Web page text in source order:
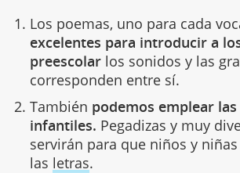
Los poemas, uno para cada
excelentes para introducir a
preescolarlos sonidos y las
corresponden entre sí.
También podemos emplear
infantiles. Pegadizas y muy
servirán para que niños y
las letras.